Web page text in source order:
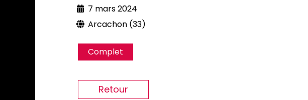
7 mars 2024
Arcachon (33)
Complet
Retour